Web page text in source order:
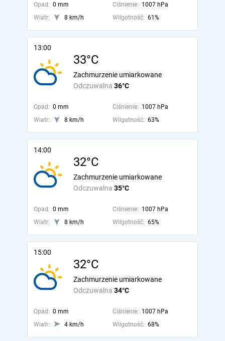
Opad: 0 mm Ciśnienie: 1007 hPa
Wiatr:
8 km/h Wilgotność: 61%
13:00
33°C
Odczuwalna 36°C
Zachmurzenie umiarkowane
Opad: 0 mm Ciśnienie: 1007 hPa
Wiatr:
8 km/h Wilgotność: 63%
14:00
32°C
Odczuwalna 35°C
Zachmurzenie umiarkowane
Opad: 0 mm Ciśnienie: 1007 hPa
Wiatr:
8 km/h Wilgotność: 65%
15:00
32°C
Odczuwalna 34°C
Zachmurzenie umiarkowane
Opad: 0 mm Ciśnienie: 1007 hPa
Wiatr:
4 km/h Wilgotność: 68%